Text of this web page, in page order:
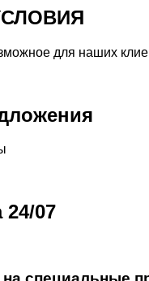
для наших
24/07